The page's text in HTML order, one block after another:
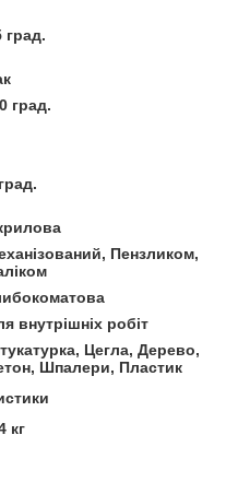
град.
град.
Пензликом,
внутрішніх робіт
Цегла, Дерево,
Шпалери, Пластик
кг